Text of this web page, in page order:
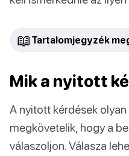
📖 Tartalomjegyzék
Mik a nyitott
A nyitott kérdések
megkövetelik, hogy a
válaszoljon. Válasza